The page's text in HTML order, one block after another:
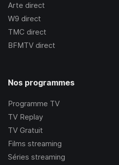
Arte direct
W9 direct
TMC direct
BFMTV direct
Nos programmes
Programme TV
TV Replay
TV Gratuit
Films streaming
Séries streaming